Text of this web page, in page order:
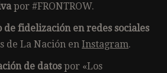
por #FRONTROW.
fidelización en redes sociales
de La Nación en Instagram.
de datos por «Los